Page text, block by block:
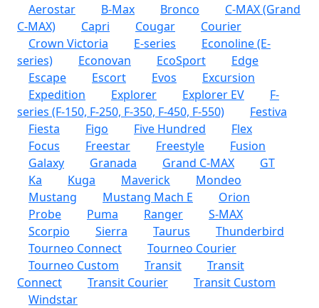
Aerostar B-Max Bronco
C-MAX (Grand
C-MAX)
Capri Cougar
Courier
Crown Victoria
E-series
Econoline (E-
series)
Econovan EcoSport
Edge
Escape
Escort Evos
Excursion
Expedition
Explorer Explorer EV
F-
series (F-150, F-250, F-350, F-450, F-550)
Festiva
Fiesta
Figo Five Hundred
Flex
Focus
Freestar Freestyle
Fusion
Galaxy
Granada Grand C-MAX
GT
Ka
Kuga Maverick
Mondeo
Mustang
Mustang Mach E
Orion
Probe
Puma Ranger
S-MAX
Scorpio
Sierra Taurus
Thunderbird
Tourneo Connect
Tourneo Courier
Tourneo Custom
Transit
Transit
Connect
Transit Courier
Transit Custom
Windstar